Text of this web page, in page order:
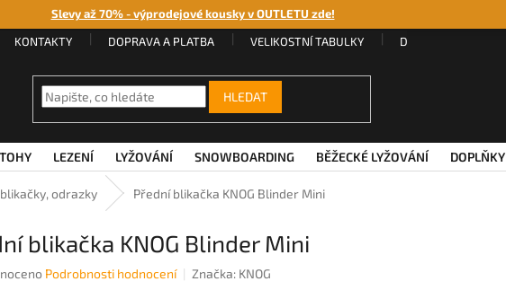
Slevy až 70% - výprodejové kousky v OUTLETU zde!
KONTAKTY
DOPRAVA A PLATBA VELIKOSTNÍ TABULKY DÁRKOVÉ POUKAZY
HLEDAT
LEZENÍ LYŽOVÁNÍ SNOWBOARDING BĚŽECKÉ LYŽOVÁNÍ DOPLŇKY
odrazky Přední blikačka KNOG Blinder Mini
blikačka KNOG Blinder Mini
Podrobnosti hodnocení Značka: KNOG